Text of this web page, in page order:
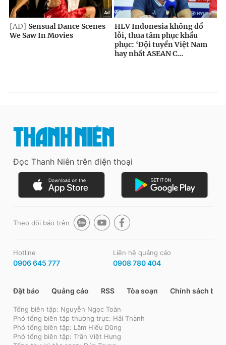
Đọc Thanh Niên trên điện thoại
Theo dõi báo trên
Hotline
0906 645 777
Liên hệ quảng cáo
0908 780 404
Đặt báo Quảng cáo RSS Tòa soạn Chính sách bảo
Tổng biên tập: Nguyễn Ngọc Toàn
Phó tổng biên tập thường trực: Hải Thành
Phó tổng biên tập: Lâm Hiếu Dũng
Phó tổng biên tập: Trần Việt Hưng